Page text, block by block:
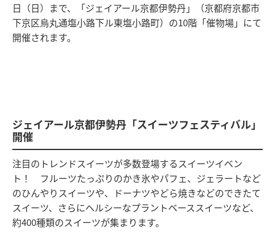
日（日）まで、「ジェイアール京都伊勢丹」（京都府京都市
下京区烏丸通塩小路下ル東塩小路町）の10階「催物場」にて
開催されます。
ジェイアール京都伊勢丹「スイーツフェスティバル」
開催
注目のトレンドスイーツが多数登場するスイーツイベン
ト！ フルーツたっぷりのかき氷やパフェ、ジェラートなど
のひんやりスイーツや、ドーナツやどら焼きなどのできたて
スイーツ、さらにヘルシーなプラントベーススイーツなど、
約400種類のスイーツが集まります。